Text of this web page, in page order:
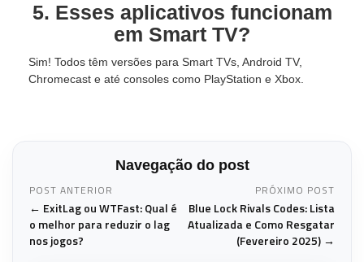
5. Esses aplicativos funcionam
em Smart TV?
Sim! Todos têm versões para Smart TVs, Android TV,
Chromecast e até consoles como PlayStation e Xbox.
Navegação do post
POST ANTERIOR
← ExitLag ou WTFast: Qual é
o melhor para reduzir o lag
nos jogos?
PRÓXIMO POST
Blue Lock Rivals Codes: Lista
Atualizada e Como Resgatar
(Fevereiro 2025) →